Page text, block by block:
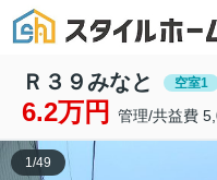
Ｒ３９みなと 空室1
6.2万円 管理/共益費
1/49